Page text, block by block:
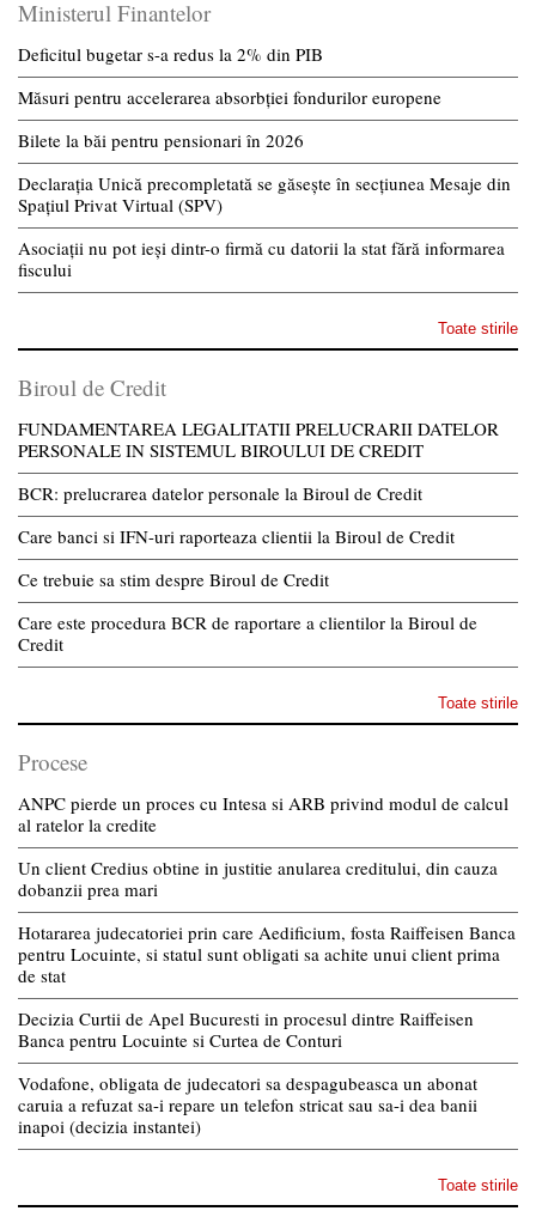
Ministerul Finantelor
Deficitul bugetar s-a redus la 2% din PIB
Măsuri pentru accelerarea absorbției fondurilor europene
Bilete la băi pentru pensionari în 2026
Declarația Unică precompletată se găsește în secțiunea Mesaje din
Spațiul Privat Virtual (SPV)
Asociații nu pot ieși dintr-o firmă cu datorii la stat fără informarea
fiscului
Toate stirile
Biroul de Credit
FUNDAMENTAREA LEGALITATII PRELUCRARII DATELOR
PERSONALE IN SISTEMUL BIROULUI DE CREDIT
BCR: prelucrarea datelor personale la Biroul de Credit
Care banci si IFN-uri raporteaza clientii la Biroul de Credit
Ce trebuie sa stim despre Biroul de Credit
Care este procedura BCR de raportare a clientilor la Biroul de
Credit
Toate stirile
Procese
ANPC pierde un proces cu Intesa si ARB privind modul de calcul
al ratelor la credite
Un client Credius obtine in justitie anularea creditului, din cauza
dobanzii prea mari
Hotararea judecatoriei prin care Aedificium, fosta Raiffeisen Banca
pentru Locuinte, si statul sunt obligati sa achite unui client prima
de stat
Decizia Curtii de Apel Bucuresti in procesul dintre Raiffeisen
Banca pentru Locuinte si Curtea de Conturi
Vodafone, obligata de judecatori sa despagubeasca un abonat
caruia a refuzat sa-i repare un telefon stricat sau sa-i dea banii
inapoi (decizia instantei)
Toate stirile